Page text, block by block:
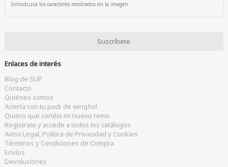
Introduzca los caracteres mostrados en la imagen.
Enlaces de interés
Blog de SUP
Contacto
Quiénes somos
Acierta con tu pack de wingfoil
Quiero que cortéis mi nuevo remo
Regístrate y accede a todos los catálogos
Aviso Legal, Política de Privacidad y Cookies
Términos y Condiciones de Compra
Envíos
Devoluciones